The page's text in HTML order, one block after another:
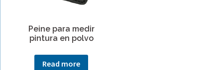
Peine para medir
pintura en polvo
Read more